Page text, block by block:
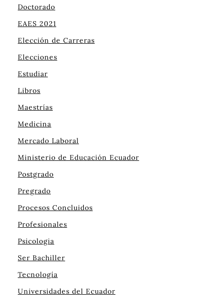
Doctorado
EAES 2021
Elección de Carreras
Elecciones
Estudiar
Libros
Maestrías
Medicina
Mercado Laboral
Ministerio de Educación Ecuador
Postgrado
Pregrado
Procesos Concluidos
Profesionales
Psicologia
Ser Bachiller
Tecnología
Universidades del Ecuador